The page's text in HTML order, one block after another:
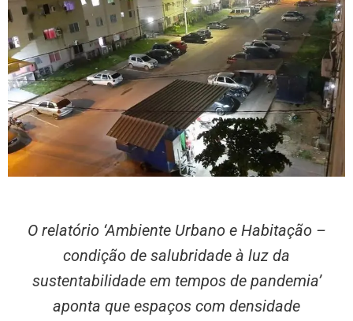
O relatório ‘Ambiente Urbano e Habitação –
condição de salubridade à luz da
sustentabilidade em tempos de pandemia’
aponta que espaços com densidade